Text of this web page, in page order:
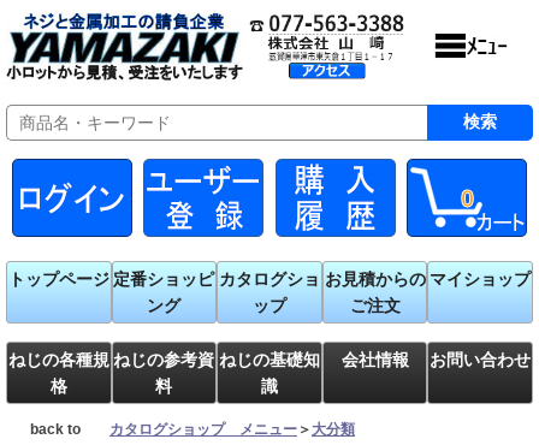
0
トップページ 定番ショッピ
ング
カタログショ
ップ
お見積からの
ご注文
マイショップ
ねじの各種規
格
ねじの参考資
料
ねじの基礎知
識
会社情報 お問い合わせ
back to カタログショップ メニュー ＞大分類